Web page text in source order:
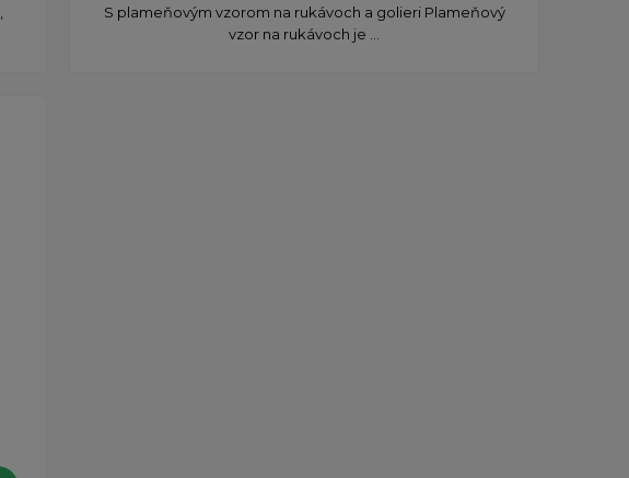
S plameňovým vzorom na rukávoch a golieri Plameňový
vzor na rukávoch je ...